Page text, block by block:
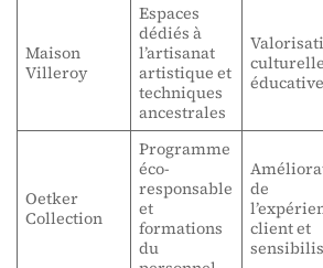
Maison
Villeroy
Espaces
dédiés à
l’artisanat
artistique et
techniques
ancestrales
éducative
Oetker
Collection
Programme
éco-
responsable
et
formations
du
de
client et